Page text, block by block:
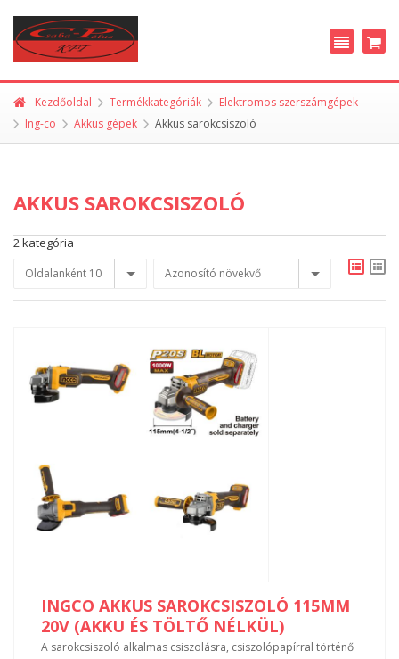
Kezdőoldal Termékkategóriák
Elektromos szerszámgépek
Ing-co
Akkus gépek Akkus sarokcsiszoló
AKKUS SAROKCSISZOLÓ
2 kategória
Oldalanként 10 Azonosító növekvő
INGCO AKKUS SAROKCSISZOLÓ 115MM
20V (AKKU ÉS TÖLTŐ NÉLKÜL)
A sarokcsiszoló alkalmas csiszolásra, csiszolópapírral történő